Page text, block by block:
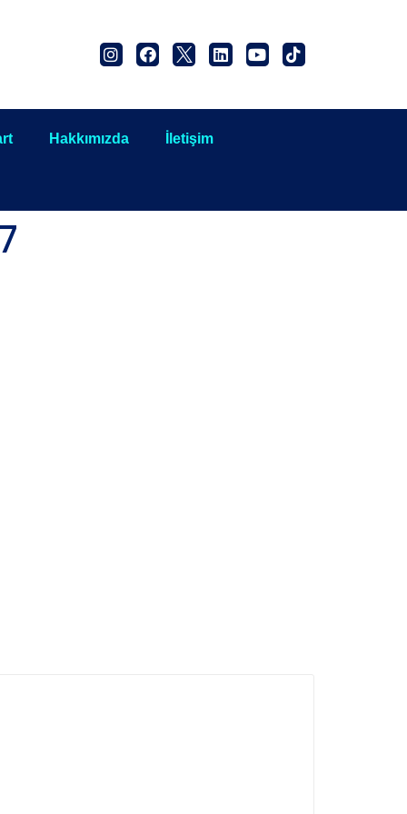
Hakkımızda İletişim